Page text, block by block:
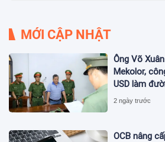
MỚI CẬP NHẬT
Ông Võ
Mekolor,
USD làm
Nam bị bắt
2 ngày trước
OCB nâng